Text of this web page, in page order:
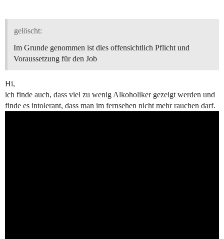
gelöscht:
Im Grunde genommen ist dies offensichtlich Pflicht und
Voraussetzung für den Job
Hi,
ich finde auch, dass viel zu wenig Alkoholiker gezeigt werden und
finde es intolerant, dass man im fernsehen nicht mehr rauchen darf.